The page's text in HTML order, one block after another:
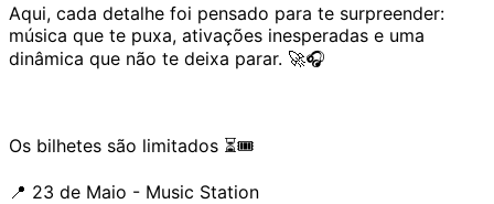
Aqui, cada detalhe foi pensado para te surpreender:
música que te puxa, ativações inesperadas e uma
dinâmica que não te deixa parar. 🚀🎧
Os bilhetes são limitados ⏳🎟️
📍 23 de Maio - Music Station